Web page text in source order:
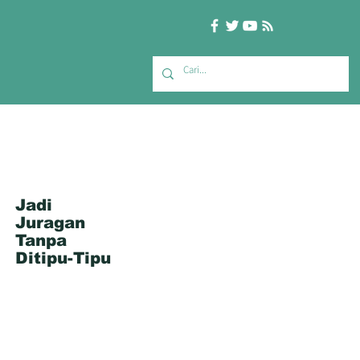
Jadi
Juragan
Tanpa
Ditipu-Tipu